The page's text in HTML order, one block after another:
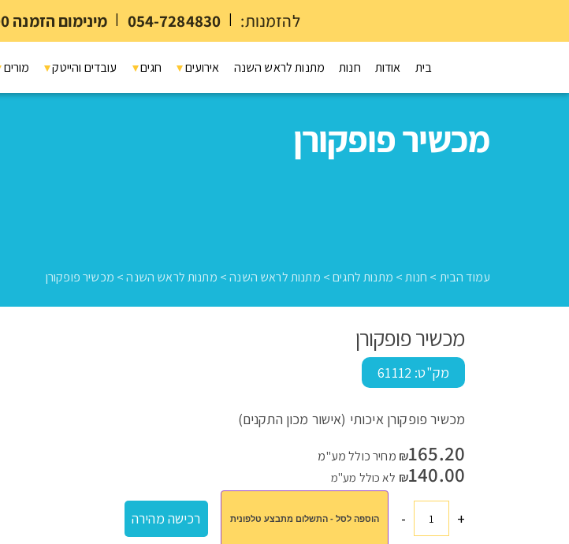
להזמנות: |
054-7284830
| מינימום הזמנה 300 שח לא כולל משלוח ומיתוג
בית אודות חנות מתנות לראש השנה אירועים חגים עובדים והייטק מורים
מכשיר פופקורן
עמוד הבית > חנות> מתנות לחגים> מתנות לראש השנה> מתנות לראש השנה> מכשיר פופקורן
חנות>מתנות לחגים>מתנות לראש השנה>מתנות לראש השנה
מכשיר פופקורן
מק"ט: 61112
מכשיר פופקורן איכותי (אישור מכון התקנים)
₪165.20
מחיר כולל מע"מ
₪140.00 לא כולל מע"מ
+כמות
- הוספה לסל - התשלום מתבצע טלפונית רכישה מהירה